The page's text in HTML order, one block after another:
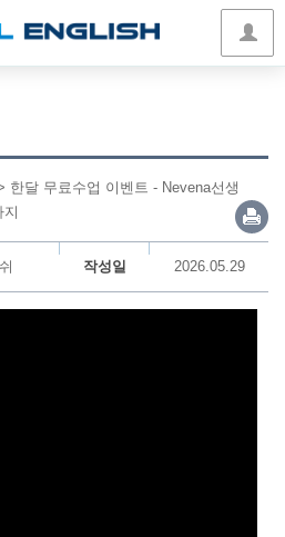
한달 무료수업 이벤트 - Nevena선생
지
작성일 2026.05.29